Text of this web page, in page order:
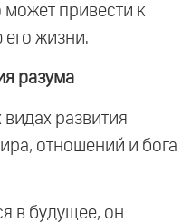
может привести к
жизни.
разума
видах развития
отношений и бога
в будущее, он